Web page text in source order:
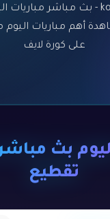
أهم مباريات اليوم
على كورة لايف
تقطيع